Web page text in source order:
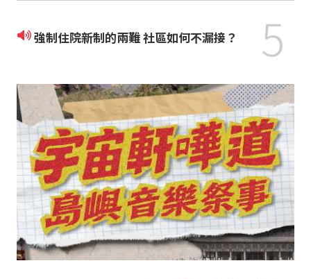
強制住院新制的兩難 社區如何不漏接？ 5